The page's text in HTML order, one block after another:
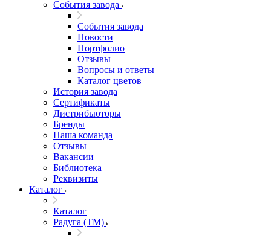
События завода
События завода
Новости
Портфолио
Отзывы
Вопросы и ответы
Каталог цветов
История завода
Сертификаты
Дистрибьюторы
Бренды
Наша команда
Отзывы
Вакансии
Библиотека
Реквизиты
Каталог
Каталог
Радуга (ТМ)